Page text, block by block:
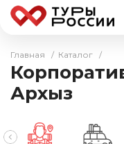
Главная / Каталог /
Архыз